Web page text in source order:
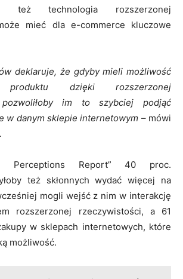
też technologia rozszerzonej
mieć dla e-commerce kluczowe
deklaruje, że gdyby mieli możliwość
produktu dzięki rozszerzonej
pozwoliłoby im to szybciej podjąć
w danym sklepie internetowym – mówi
Perceptions Report” 40 proc.
też skłonnych wydać więcej na
mogli wejść z nim w interakcję
rozszerzonej rzeczywistości, a 61
w sklepach internetowych, które
możliwość.